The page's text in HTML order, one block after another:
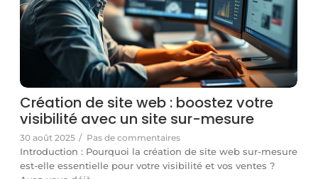
Création de site web : boostez votre
visibilité avec un site sur-mesure
30 août 2025 / Pas de commentaires
Introduction : Pourquoi la création de site web sur-mesure
est-elle essentielle pour votre visibilité et vos ventes ?